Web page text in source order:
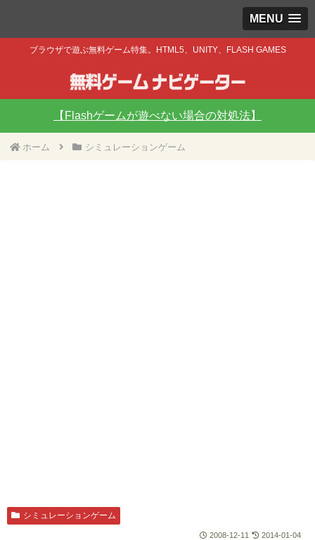
MENU
ブラウザで遊ぶ無料ゲーム特集。HTML5、UNITY、FLASH GAMES
【Flashゲームが遊べない場合の対処法】
ホーム シミュレーションゲーム
シミュレーションゲーム
2008-12-11 2014-01-04